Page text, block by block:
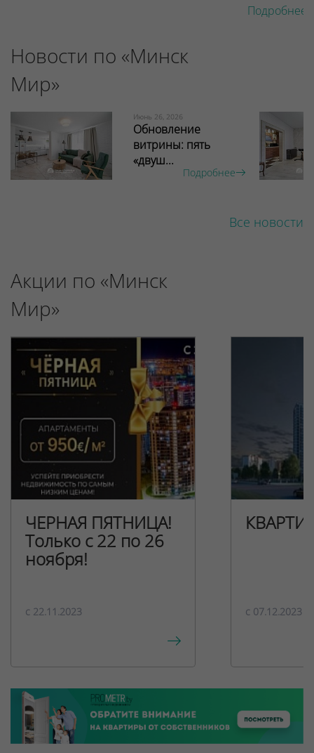
Подробнее
Новости по «Минск
Мир»
Июнь 26, 2026
Обновление
витрины: пять
«двуш...
Подробнее
Все новости
Акции по «Минск
Мир»
ЧЕРНАЯ ПЯТНИЦА!
Только с 22 по 26
ноября!
c 22.11.2023 c 07.12.2023